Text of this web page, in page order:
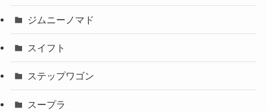
ジムニーノマド
スイフト
ステップワゴン
スープラ